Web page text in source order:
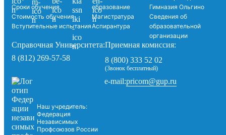
Сроки обучения
Стоимость обучения
Вступительные испытания
образование
Магистратура
Аспирантура
Гимназия Ольгино
Сведения об
образовательной
организации
Справочная Университета:
8 (812) 269-57-58
Приемная комиссия:
8 (800) 333 52 02
(Звонок бесплатный)
Наш учредитель:
Федерация
Независимых
Профсоюзов России
e-mail:pricom@gup.ru